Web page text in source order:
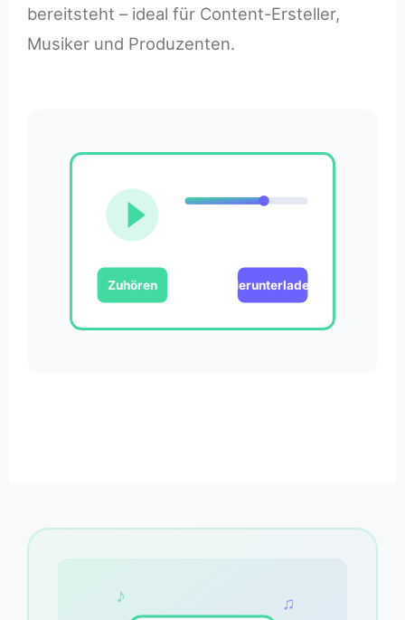
bereitsteht – ideal für Content-Ersteller,
Musiker und Produzenten.
Zuhören Herunterladen
♪ ♫